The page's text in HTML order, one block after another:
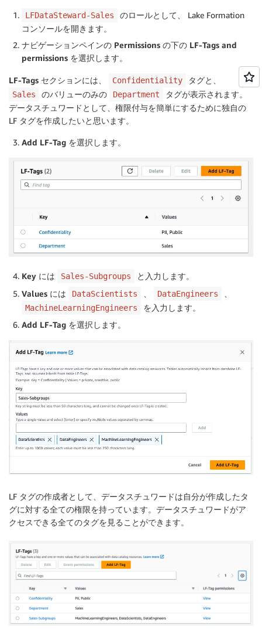
LFDataSteward-Sales
のロールとして、 Lake Formation
コンソールを開きます。
ナビゲーションペインの Permissions の下の LF-Tags and
permissions を選択します。
LF-Tags セクションには、 Confidentiality タグと、
Sales のバリューのみの Department
タグが表示されます。
データスチュワードとして、権限付与を簡単にするために独自の
LF タグを作成したいと思います。
Add LF-Tag を選択します。
Key には Sales-Subgroups
と入力します。
Values には DataScientists DataEngineers
MachineLearningEngineers
を入力します。
Add LF-Tag を選択します。
LF タグの作成者として、データスチュワードは自分が作成したタ
グに対する全ての権限を持っています。データスチュワードがア
クセスできる全てのタグを見ることができます。